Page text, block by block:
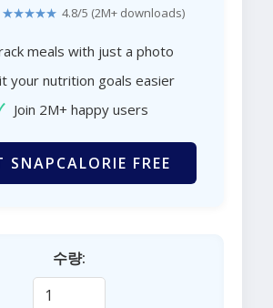
★★★★★ 4.8/5 (2M+ downloads)
meals with just a photo
your nutrition goals easier
Join 2M+ happy users
SNAPCALORIE FREE
수량: